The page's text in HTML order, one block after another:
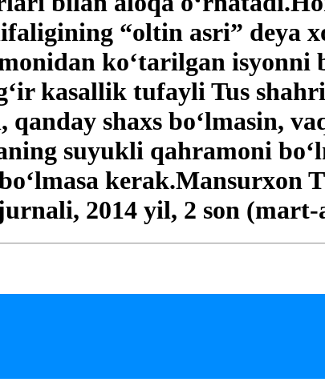
“oltin asri” deya
ko‘tarilgan isyonni
kasallik tufayli Tus
shaxs bo‘lmasin,
suyukli qahramoni
2014 yil, 2 son (mart-